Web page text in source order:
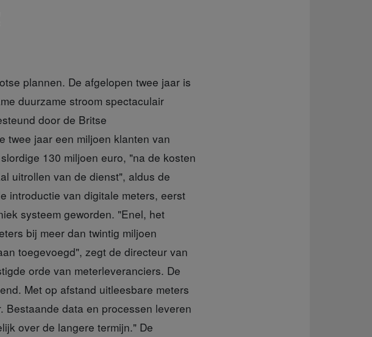
plannen. De afgelopen twee jaar is
duurzame stroom spectaculair
door de Britse
twee jaar een miljoen klanten van
130 miljoen euro, "na de kosten
uitrollen van de dienst", aldus de
introductie van digitale meters, eerst
systeem geworden. "Enel, het
bij meer dan twintig miljoen
toegevoegd", zegt de directeur van
orde van meterleveranciers. De
Met op afstand uitleesbare meters
Bestaande data en processen leveren
over de langere termijn." De